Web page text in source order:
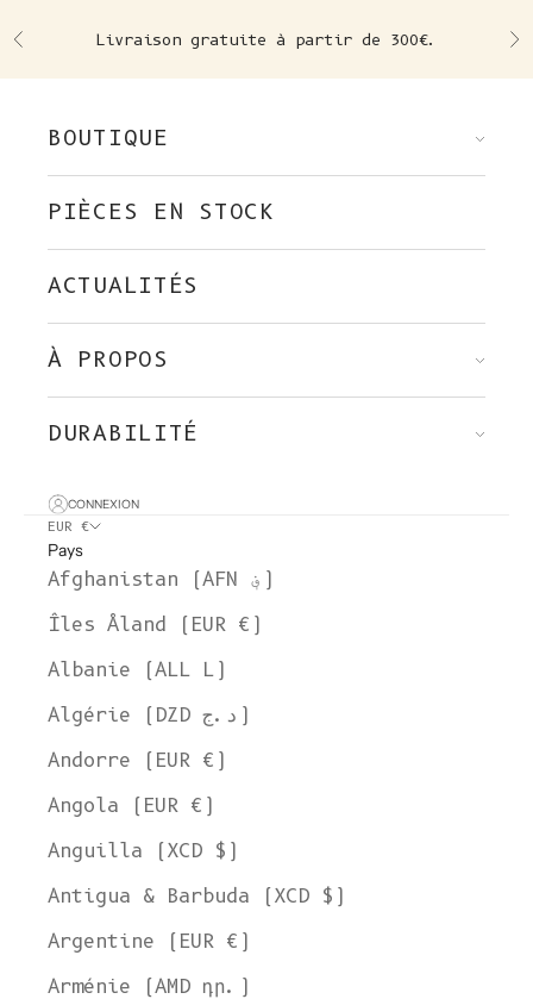
Précédent Livraison gratuite à partir de 300€.
BOUTIQUE
PIÈCES EN STOCK
ACTUALITÉS
À PROPOS
DURABILITÉ
CONNEXION
EUR €
Pays
Afghanistan (AFN ؋)
Îles Åland (EUR €)
Albanie (ALL L)
Algérie (DZD د.ج)
Andorre (EUR €)
Angola (EUR €)
Anguilla (XCD $)
Antigua & Barbuda (XCD $)
Argentine (EUR €)
Arménie (AMD դր.)